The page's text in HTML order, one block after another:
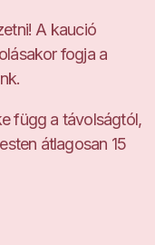
A kaució
fogja a
függ a távolságtól,
átlagosan 15